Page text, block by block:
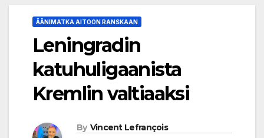
ÄÄNIMATKA AITOON RANSKAAN
Leningradin
katuhuligaanista
Kremlin valtiaaksi
By Vincent Lefrançois